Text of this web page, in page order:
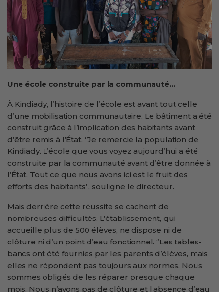
Une école construite par la communauté…
À Kindiady, l’histoire de l’école est avant tout celle
d’une mobilisation communautaire. Le bâtiment a été
construit grâce à l’implication des habitants avant
d’être remis à l’État. ‘’Je remercie la population de
Kindiady. L’école que vous voyez aujourd’hui a été
construite par la communauté avant d’être donnée à
l’État. Tout ce que nous avons ici est le fruit des
efforts des habitants’’, souligne le directeur.
Mais derrière cette réussite se cachent de
nombreuses difficultés. L’établissement, qui
accueille plus de 500 élèves, ne dispose ni de
clôture ni d’un point d’eau fonctionnel. ‘’Les tables-
bancs ont été fournies par les parents d’élèves, mais
elles ne répondent pas toujours aux normes. Nous
sommes obligés de les réparer presque chaque
mois. Nous n’avons pas de clôture et l’absence d’eau